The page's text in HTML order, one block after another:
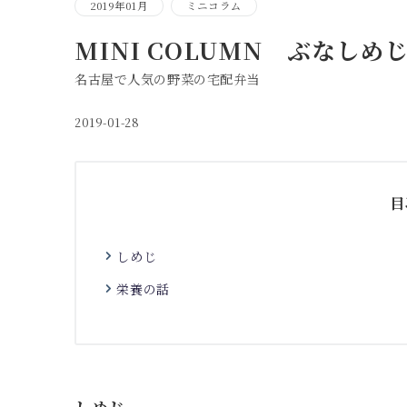
2019年01月 ミニコラム
MINI COLUMN ぶなしめ
名古屋で人気の野菜の宅配弁当
2019-01-28
しめじ
栄養の話